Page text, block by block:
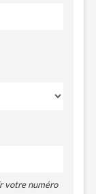
votre numéro